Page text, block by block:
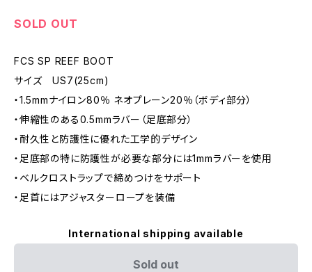
SOLD OUT
FCS SP REEF BOOT
サイズ US7(25cm)
・1.5mmナイロン80％ ネオプレーン20％（ボディ部分）
・伸縮性のある0.5mmラバー（足底部分）
・耐久性と防護性に優れた工学的デザイン
・足底部の特に防護性が必要な部分には1mmラバーを使用
・ベルクロストラップで締めつけをサポート
・足首にはアジャスターロープを装備
International shipping available
Sold out